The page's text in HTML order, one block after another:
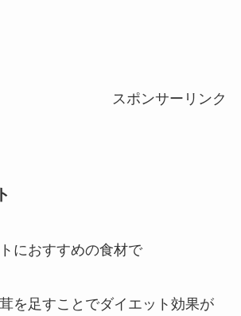
スポンサーリンク
におすすめの食材で
を足すことでダイエット効果が